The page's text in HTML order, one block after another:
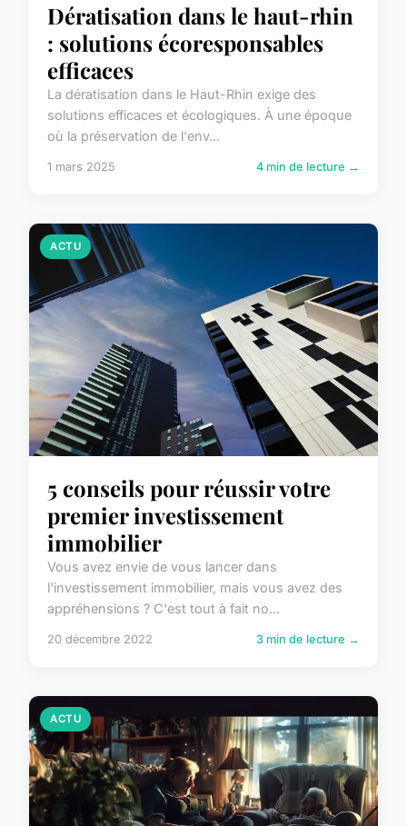
Dératisation dans le haut-rhin
: solutions écoresponsables
efficaces
La dératisation dans le Haut-Rhin exige des
solutions efficaces et écologiques. À une époque
où la préservation de l'env...
1 mars 2025 4 min de lecture →
ACTU
5 conseils pour réussir votre
premier investissement
immobilier
Vous avez envie de vous lancer dans
l'investissement immobilier, mais vous avez des
appréhensions ? C'est tout à fait no...
20 décembre 2022 3 min de lecture →
ACTU